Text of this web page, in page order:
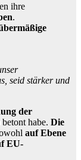
ihre
.
seid stärker und
der
habe. Die
auf Ebene
EU-